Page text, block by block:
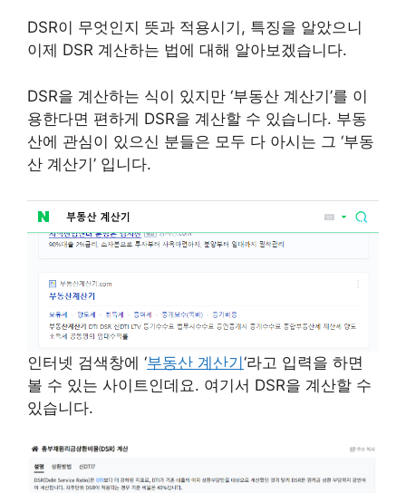
DSR이 무엇인지 뜻과 적용시기, 특징을 알았으니
이제 DSR 계산하는 법에 대해 알아보겠습니다.
DSR을 계산하는 식이 있지만 ‘부동산 계산기’를 이
용한다면 편하게 DSR을 계산할 수 있습니다. 부동
산에 관심이 있으신 분들은 모두 다 아시는 그 ‘부동
산 계산기’ 입니다.
인터넷 검색창에 ‘부동산 계산기‘라고 입력을 하면
볼 수 있는 사이트인데요. 여기서 DSR을 계산할 수
있습니다.